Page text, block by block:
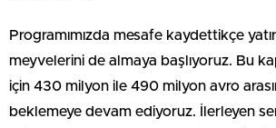
Programımızda mesafe kaydettikçe
meyvelerini de almaya başlıyoruz. Bu
için 430 milyon ile 490 milyon avro
beklemeye devam ediyoruz. İlerleyen